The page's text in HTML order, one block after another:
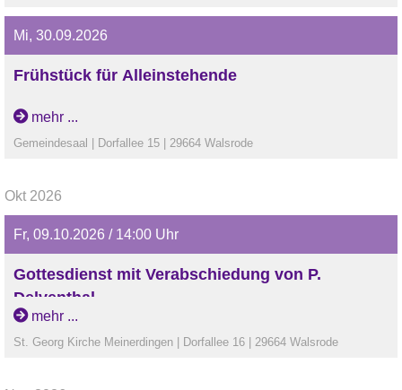
Mi, 30.09.2026
Frühstück für Alleinstehende
Gemeinsames Frühstück für Alleinstehende im
Gemeindesaal Meinerdingen. Anmeldung bitte über das
Kirchenbüro bis Mittwoch der Vorwoche.
mehr ...
Gemeindesaal | Dorfallee 15 | 29664 Walsrode
Okt 2026
Fr, 09.10.2026 / 14:00 Uhr
Gottesdienst mit Verabschiedung von P.
Delventhal
den wohlverdienten Ruhestand. Am Sonntag, 9. August
mehr ...
St. Georg Kirche Meinerdingen | Dorfallee 16 | 29664 Walsrode